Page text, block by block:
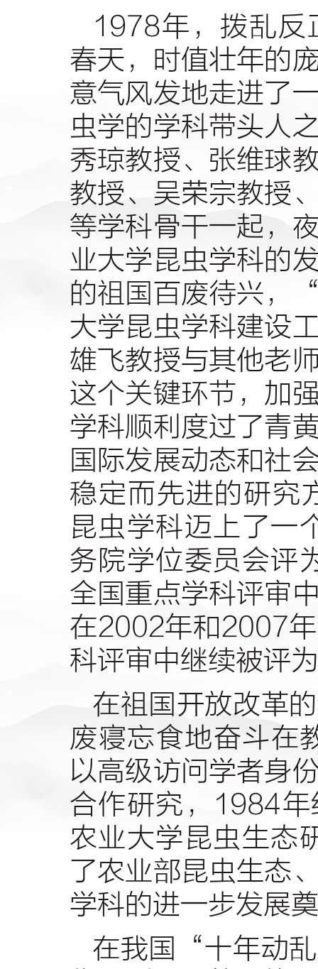
1978年，拨乱反
春天，时值壮年的
意气风发地走进了
虫学的学科带头人
秀琼教授、张维球
教授、吴荣宗教授
等学科骨干一起，
业大学昆虫学科的
的祖国百废待兴，
大学昆虫学科建设
雄飞教授与其他老
这个关键环节，加
学科顺利度过了青
国际发展动态和社
稳定而先进的研究
昆虫学科迈上了一
务院学位委员会评
全国重点学科评审
在2002年和2007
科评审中继续被评
在祖国开放改革
废寝忘食地奋斗在
以高级访问学者身
合作研究，
1984
农业大学昆虫生态
了农业部昆虫生态
学科的进一步发展
在我国
“十年动